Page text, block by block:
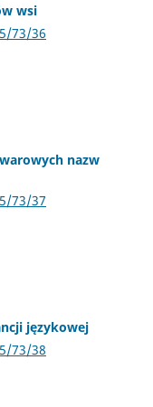
wsi
73/36
nazw
73/37
językowej
73/38